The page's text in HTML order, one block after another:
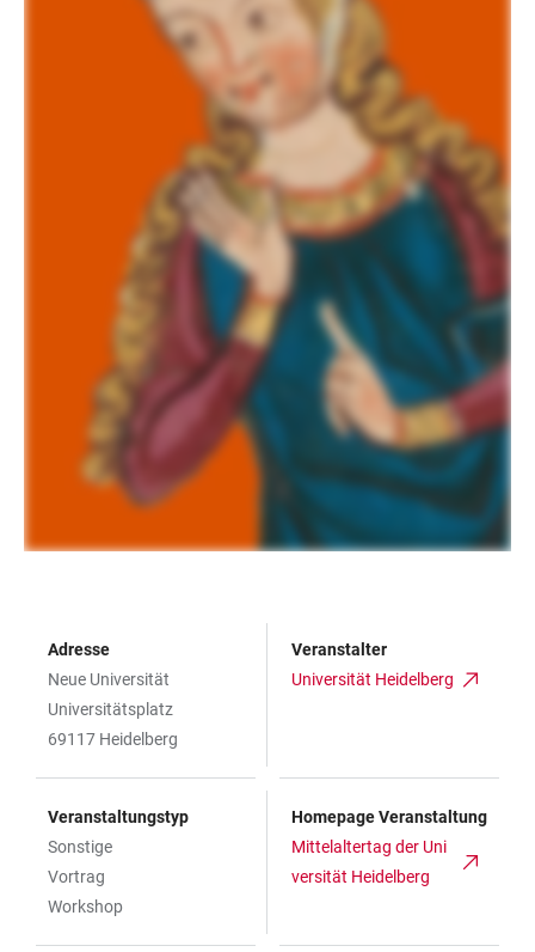
Adresse
Neue Universität
Universitätsplatz
69117 Heidelberg
Veranstalter
Universität Heidelberg
Veranstaltungstyp
Sonstige
Vortrag
Workshop
Homepage Veranstaltung
Mittelaltertag der Uni
versität Heidelberg